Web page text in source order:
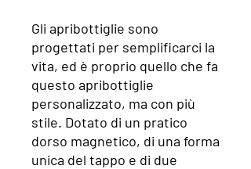
Gli apribottiglie sono
progettati per semplificarci la
vita, ed è proprio quello che fa
questo apribottiglie
personalizzato, ma con più
stile. Dotato di un pratico
dorso magnetico, di una forma
unica del tappo e di due